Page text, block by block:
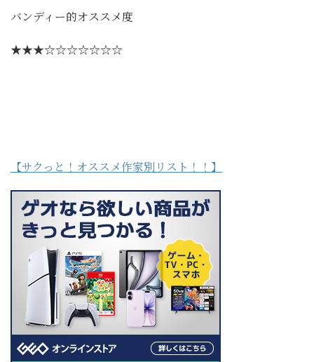
バンディー的オススメ度
★★★☆☆☆☆☆☆☆
【サクっと！オススメ作家別リスト！！】